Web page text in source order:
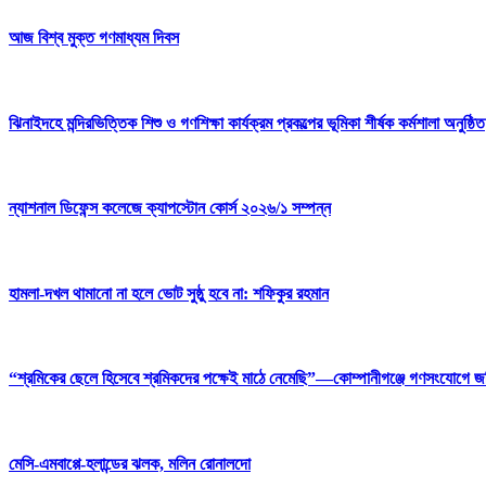
আজ বিশ্ব মুক্ত গণমাধ্যম দিবস
ঝিনাইদহে মন্দিরভিত্তিক শিশু ও গণশিক্ষা কার্যক্রম প্রকল্পের ভূমিকা শীর্ষক কর্মশালা অনুষ্ঠিত
ন্যাশনাল ডিফেন্স কলেজে ক্যাপস্টোন কোর্স ২০২৬/১ সম্পন্ন
হামলা-দখল থামানো না হলে ভোট সুষ্ঠু হবে না: শফিকুর রহমান
“শ্রমিকের ছেলে হিসেবে শ্রমিকদের পক্ষেই মাঠে নেমেছি”—কোম্পানীগঞ্জে গণসংযোগে
মেসি-এমবাপ্পে-হলান্ডের ঝলক, মলিন রোনালদো